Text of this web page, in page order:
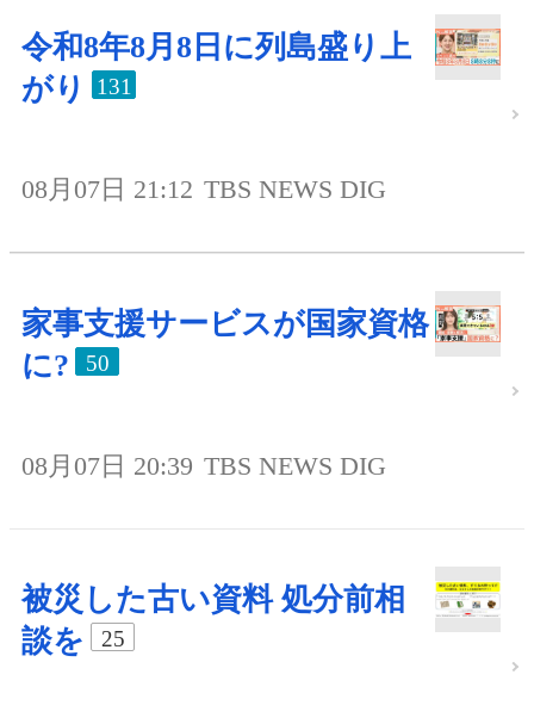
令和8年8月8日に列島盛り上
がり
131
08月07日 21:12 TBS NEWS DIG
家事支援サービスが国家資格
に?
50
08月07日 20:39 TBS NEWS DIG
被災した古い資料 処分前相
談を
25